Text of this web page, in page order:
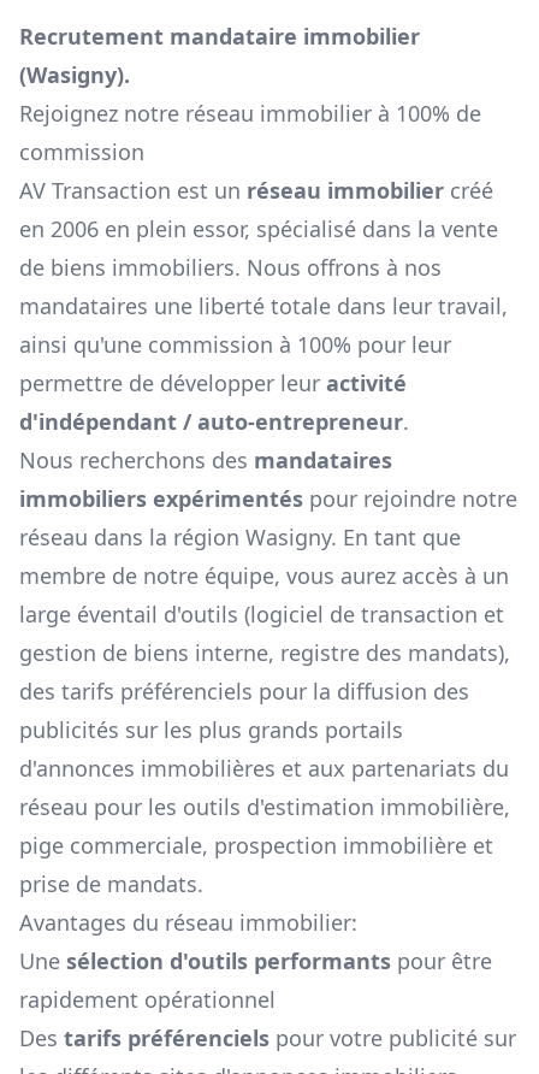
Recrutement mandataire immobilier
(Wasigny).
Rejoignez notre réseau immobilier à 100% de
commission
AV Transaction est un réseau immobilier créé
en 2006 en plein essor, spécialisé dans la vente
de biens immobiliers. Nous offrons à nos
mandataires une liberté totale dans leur travail,
ainsi qu'une commission à 100% pour leur
permettre de développer leur activité
d'indépendant / auto-entrepreneur.
Nous recherchons des mandataires
immobiliers expérimentés pour rejoindre notre
réseau dans la région Wasigny. En tant que
membre de notre équipe, vous aurez accès à un
large éventail d'outils (logiciel de transaction et
gestion de biens interne, registre des mandats),
des tarifs préférenciels pour la diffusion des
publicités sur les plus grands portails
d'annonces immobilières et aux partenariats du
réseau pour les outils d'estimation immobilière,
pige commerciale, prospection immobilière et
prise de mandats.
Avantages du réseau immobilier:
Une sélection d'outils performants pour être
rapidement opérationnel
Des tarifs préférenciels pour votre publicité sur